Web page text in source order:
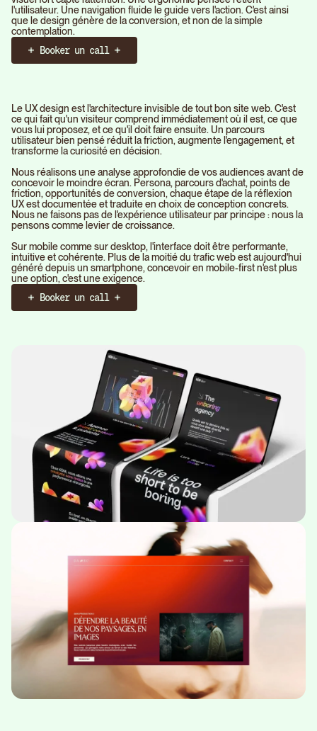
l'utilisateur. Une navigation fluide le guide vers l'action. C'est ainsi
que le design génère de la conversion, et non de la simple
contemplation.
Booker un call
Le UX design est l'architecture invisible de tout bon site web. C'est
ce qui fait qu'un visiteur comprend immédiatement où il est, ce que
vous lui proposez, et ce qu'il doit faire ensuite. Un parcours
utilisateur bien pensé réduit la friction, augmente l'engagement, et
transforme la curiosité en décision.
Nous réalisons une analyse approfondie de vos audiences avant de
concevoir le moindre écran. Persona, parcours d'achat, points de
friction, opportunités de conversion, chaque étape de la réflexion
UX est documentée et traduite en choix de conception concrets.
Nous ne faisons pas de l'expérience utilisateur par principe : nous la
pensons comme levier de croissance.
Sur mobile comme sur desktop, l'interface doit être performante,
intuitive et cohérente. Plus de la moitié du trafic web est aujourd'hui
généré depuis un smartphone, concevoir en mobile-first n'est plus
une option, c'est une exigence.
Booker un call